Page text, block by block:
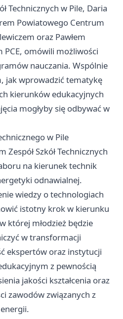
Technicznych w Pile, Daria
Powiatowego Centrum
oraz Pawłem
omówili możliwości
nauczania. Wspólnie
jak wprowadzić tematykę
kierunków edukacyjnych
mogłyby się odbywać w
w Pile
Szkół Technicznych
na kierunek technik
odnawialnej.
wiedzy o technologiach
istotny krok w kierunku
której młodzież będzie
w transformacji
ekspertów oraz instytucji
z pewnością
jakości kształcenia oraz
zawodów związanych z